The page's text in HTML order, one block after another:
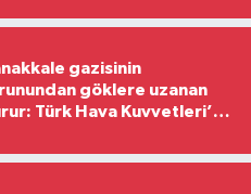
gazisinin
göklere uzanan
Türk Hava Kuvvetleri’nin